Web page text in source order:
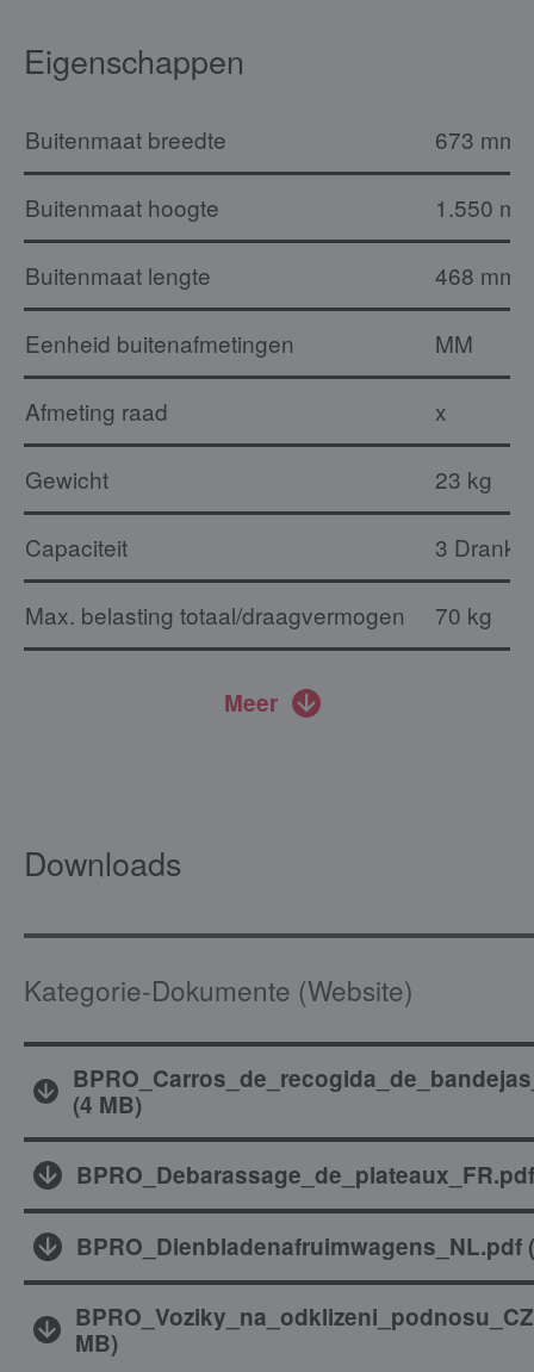
Eigenschappen
Buitenmaat breedte 673 mm
Buitenmaat hoogte 1.550
Buitenmaat lengte 468 mm
Eenheid buitenafmetingen MM
Afmeting raad x
Gewicht 23 kg
Capaciteit 3
Max. belasting totaal/draagvermogen 70 kg
Meer
Downloads
Kategorie-Dokumente (Website)
(4 MB)
BPRO_Debarassage_de_plateaux_FR.pdf
BPRO_Dienbladenafruimwagens_NL.pdf (
MB)